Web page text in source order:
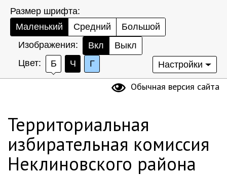
Размер шрифта:
Маленький
Средний
Большой
Изображения:
Вкл
Выкл
Цвет:
Б Ч Г Настройки
Обычная версия сайта
Территориальная
избирательная комиссия
Неклиновского района